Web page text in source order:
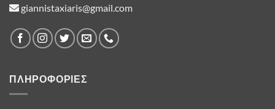
giannistaxiaris@gmail.com
ΠΛΗΡΟΦΟΡΙΕΣ